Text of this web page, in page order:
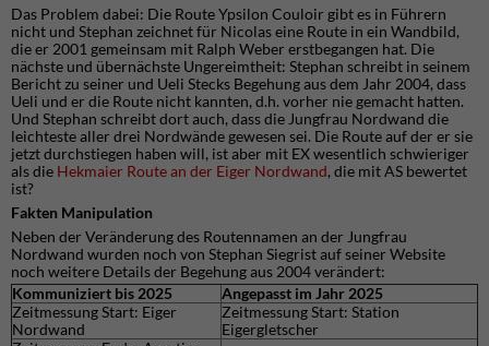
Das Problem dabei: Die Route Ypsilon Couloir gibt es in Führern
nicht und Stephan zeichnet für Nicolas eine Route in ein Wandbild,
die er 2001 gemeinsam mit Ralph Weber erstbegangen hat. Die
nächste und übernächste Ungereimtheit: Stephan schreibt in seinem
Bericht zu seiner und Ueli Stecks Begehung aus dem Jahr 2004, dass
Ueli und er die Route nicht kannten, d.h. vorher nie gemacht hatten.
Und Stephan schreibt dort auch, dass die Jungfrau Nordwand die
leichteste aller drei Nordwände gewesen sei. Die Route auf der er sie
jetzt durchstiegen haben will, ist aber mit EX wesentlich schwieriger
als die Hekmaier Route an der Eiger Nordwand, die mit AS bewertet
ist?
Fakten Manipulation
Neben der Veränderung des Routennamen an der Jungfrau
Nordwand wurden noch von Stephan Siegrist auf seiner Website
noch weitere Details der Begehung aus 2004 verändert:
Kommuniziert bis 2025
Angepasst im Jahr 2025
Zeitmessung Start: Eiger
Nordwand
Zeitmessung Start: Station
Eigergletscher